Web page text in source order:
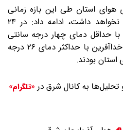
هوای استان طی این بازه زمانی
تغییرات قابل ملاحظه ای نخواهد داشت، ادامه داد: در ۲۴
حداقل دمای چهار درجه سانتی
گراد خنک ترین و تاتار در خداآفرین با حداکثر دمای ۲۶ درجه
استان بودند.
تحلیل‌ها به کانال شرق در «تلگرام»